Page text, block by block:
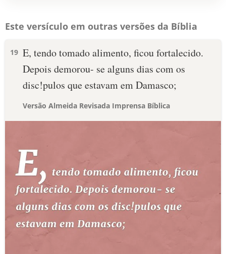
Este versículo em outras versões da Bíblia
19 E, tendo tomado alimento, ficou fortalecido.
Depois demorou- se alguns dias com os
disc!pulos que estavam em Damasco;
Versão Almeida Revisada Imprensa Bíblica